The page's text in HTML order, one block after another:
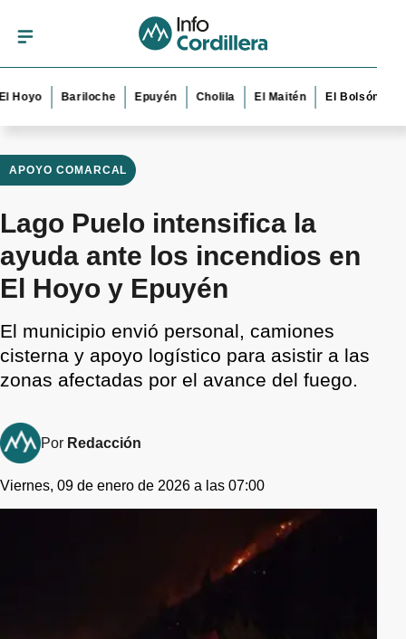
Bariloche Epuyén Cholila El Maitén El Bolsón
APOYO COMARCAL
Lago Puelo intensifica la
ayuda ante los incendios en
El Hoyo y Epuyén
El municipio envió personal, camiones
cisterna y apoyo logístico para asistir a las
zonas afectadas por el avance del fuego.
Por Redacción
Viernes, 09 de enero de 2026 a las 07:00